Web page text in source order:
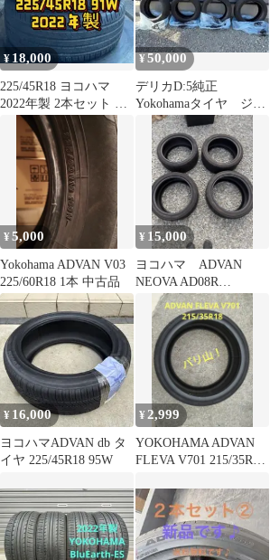
¥ 18,000
225/45R18 ヨコハマ
2022年製 2本セット 山
バリ 送料無料
¥50,000
デリカD:5純正
Yokohamaタイヤ ジオ
ランダーSUV
225/55R18
¥5,000
Yokohama ADVAN V03
225/60R18 1本 中古品
¥ 15,000
ヨコハマ ADVAN
NEOVA AD08R
245/40R18 4本セット
¥ 16,000
ヨコハマADVAN db タ
イヤ 225/45R18 95W
¥2,999
YOKOHAMA ADVAN
FLEVA V701 215/35R18